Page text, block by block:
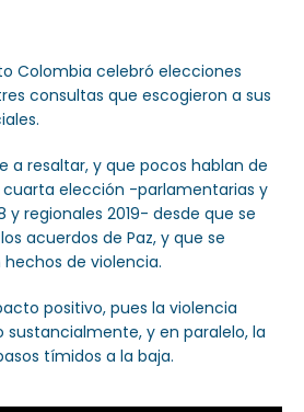
Colombia celebró elecciones
consultas que escogieron a sus
a resaltar, y que pocos hablan de
cuarta elección -parlamentarias y
y regionales 2019- desde que se
acuerdos de Paz, y que se
de violencia.
positivo, pues la violencia
y en paralelo, la
tímidos a la baja.